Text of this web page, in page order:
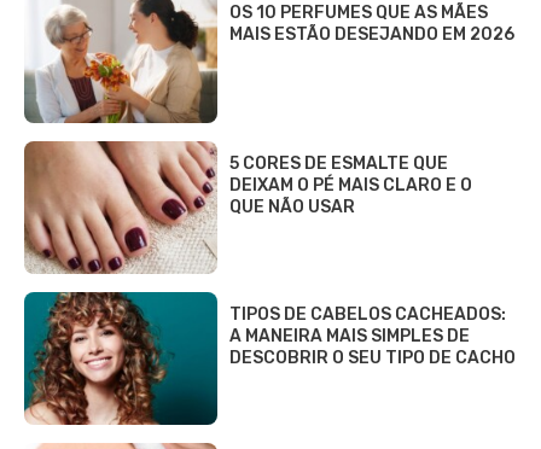
OS 10 PERFUMES QUE AS MÃES
MAIS ESTÃO DESEJANDO EM 2026
5 CORES DE ESMALTE QUE
DEIXAM O PÉ MAIS CLARO E O
QUE NÃO USAR
TIPOS DE CABELOS CACHEADOS:
A MANEIRA MAIS SIMPLES DE
DESCOBRIR O SEU TIPO DE CACHO